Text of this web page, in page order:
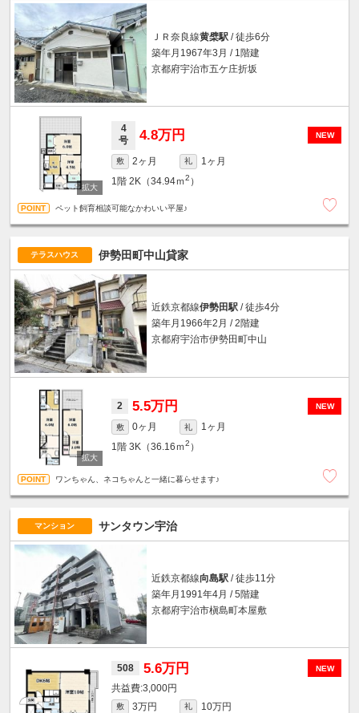
ＪＲ奈良線黄檗駅/ 徒歩6分
築年月1967年3月 / 1階建
京都府宇治市五ケ庄折坂
NEW
4
号
4.8万円
敷 2ヶ月 礼
1ヶ月
1階 2K（34.94ｍ2 ）
ペット飼育相談可能なかわいい平屋♪
テラスハウス 伊勢田町中山貸家
近鉄京都線伊勢田駅/ 徒歩4分
築年月1966年2月 / 2階建
京都府宇治市伊勢田町中山
NEW
2 5.5万円
敷 0ヶ月 礼
1ヶ月
1階 3K（36.16ｍ2 ）
ワンちゃん、ネコちゃんと一緒に暮らせます♪
マンション サンタウン宇治
近鉄京都線向島駅/ 徒歩11分
築年月1991年4月 / 5階建
京都府宇治市槇島町本屋敷
NEW
508 5.6万円
3,000円
敷 3万円 礼
10万円